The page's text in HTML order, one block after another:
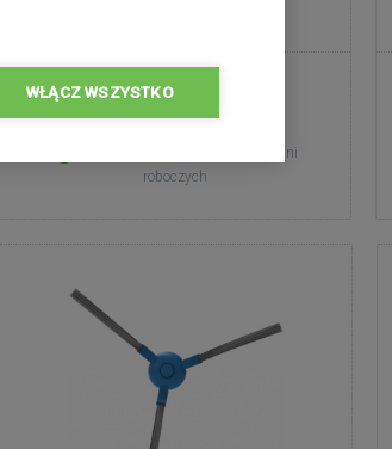
16,90 zł
Dostawa w ciągu 2 dni
roboczych
WŁĄCZ WSZYSTKO